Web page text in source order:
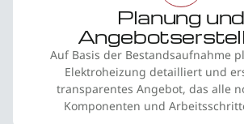
Planung und
Auf Basis der Bestandsaufnahme
Elektroheizung detailliert und
transparentes Angebot, das alle
Komponenten und